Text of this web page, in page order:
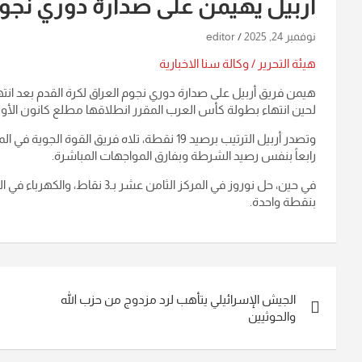
أربيل يهيمن على صدارة دوري نجوم
نوفمبر 24, 2025 editor
هيئة التحرير / وكالة سنا الاخبارية
هيمن فريق أربيل على صدارة دوري نجوم العراق لكرة القدم بعد
لحين انتهاء بطولة كأس العرب المقرر انطلاقها مطلع كانون
رابعاً بنفس رصيد الشرطة وبفارق المواجهات المباشرة.
في حين، حل نوروز في المركز
بنقطة واحدة.
المقالات
الجيش الإسرائيلي يتأهب لرد مزدوج من حزب الله
والحوثيين